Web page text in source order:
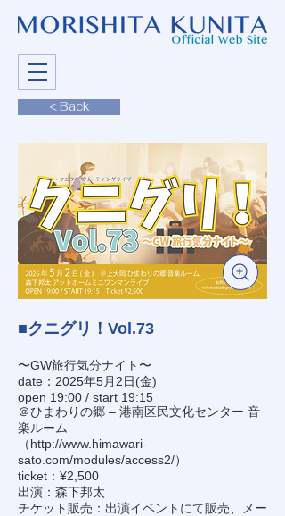
< Back
■クニグリ！Vol.73
〜GW旅行気分ナイト〜
date：2025年5月2日(金)
open 19:00 / start 19:15
＠ひまわりの郷 – 港南区民文化センター 音
楽ルーム
（http://www.himawari-
sato.com/modules/access2/）
ticket：¥2,500
出演：森下邦太
チケット販売：出演イベントにて販売、メー